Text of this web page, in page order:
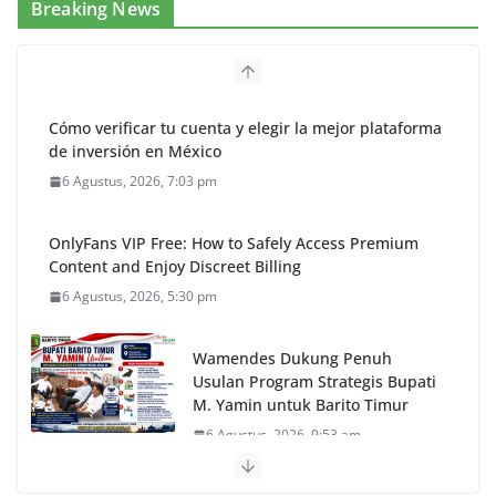
Breaking News
Cómo verificar tu cuenta y elegir la mejor plataforma
de inversión en México
6 Agustus, 2026, 7:03 pm
OnlyFans VIP Free: How to Safely Access Premium
Content and Enjoy Discreet Billing
6 Agustus, 2026, 5:30 pm
Wamendes Dukung Penuh
Usulan Program Strategis Bupati
M. Yamin untuk Barito Timur
6 Agustus, 2026, 9:53 am